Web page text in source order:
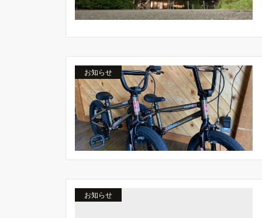
お知らせ
お知らせ